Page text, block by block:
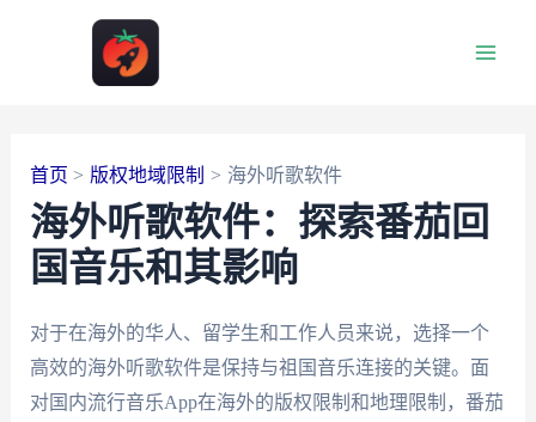
首页 版权地域限制 海外听歌软件
海外听歌软件：探索番茄回
国音乐和其影响
对于在海外的华人、留学生和工作人员来说，选择一个
高效的海外听歌软件是保持与祖国音乐连接的关键。面
对国内流行音乐App在海外的版权限制和地理限制，番茄